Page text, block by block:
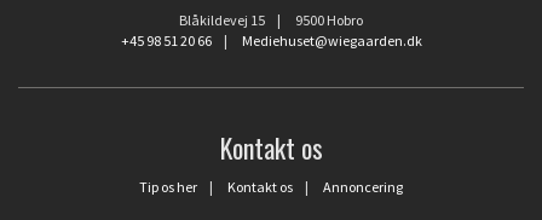
Blåkildevej 15 | 9500 Hobro
+45 98 51 20 66| Mediehuset@wiegaarden.dk
Kontakt os
Tip os her | Kontakt os | Annoncering